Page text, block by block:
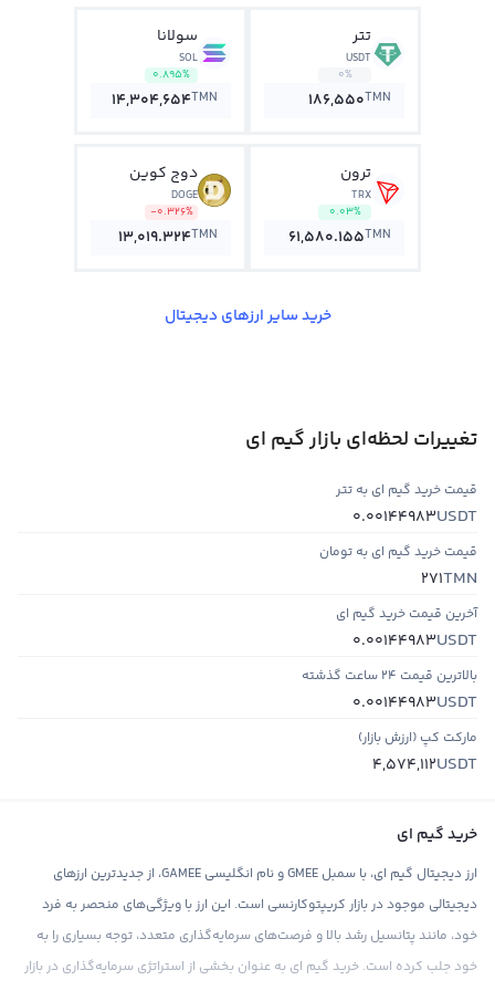
تتر
USDT
0%
186,550TMN
سولانا
SOL
0.895%
14,304,654TMN
ترون
TRX
0.03%
61,580.155TMN
دوج کوین
DOGE
-0.326%
13,019.324TMN
خرید سایر ارزهای دیجیتال
تغییرات لحظه‌ای بازار گیم ای
قیمت خرید گیم ای به تتر
USDT
0.00144983
قیمت خرید گیم ای به تومان
TMN
271
آخرین قیمت خرید گیم ای
USDT
0.00144983
بالاترین قیمت ۲۴ ساعت گذشته
USDT
0.00144983
مارکت کپ (ارزش بازار)
USDT
4,574,112
خرید گیم ای
ارز دیجیتال گیم ای، با سمبل GMEE و نام انگلیسی GAMEE، از جدیدترین ارزهای
دیجیتالی موجود در بازار کریپتوکارنسی است. این ارز با ویژگی‌های منحصر به فرد
خود، مانند پتانسیل رشد بالا و فرصت‌های سرمایه‌گذاری متعدد، توجه بسیاری را به
خود جلب کرده است. خرید گیم ای به عنوان بخشی از استراتژی سرمایه‌گذاری در بازار